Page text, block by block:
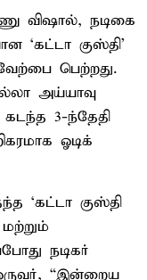
விஷால், நடிகை
‘கட்டா குஸ்தி’
பெற்றது.
அய்யாவு
3-ந்தேதி
ஓடிக்
‘கட்டா குஸ்தி
நடிகர்
“இன்றைய